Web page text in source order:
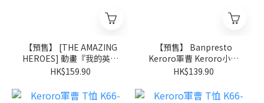
【預售】 [THE AMAZING
HEROES] 動畫『我的英雄
學院』10周年
HK$159.90
【預售】 Banpresto
Keroro軍曹 Keroro小隊
日向家大掃除大作戰是也！
HK$139.90